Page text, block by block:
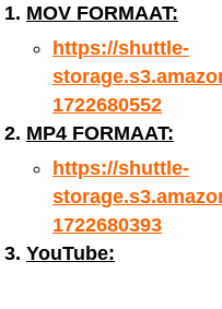
MOV FORMAAT:
https://shuttle-
1722680552
MP4 FORMAAT:
https://shuttle-
1722680393
YouTube: